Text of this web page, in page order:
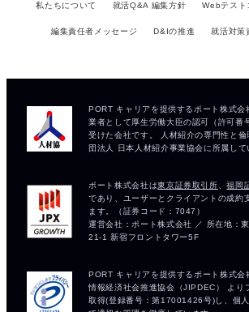
私たちについて 就活Q&A 編集方針 Webテスト
編集責任者メッセージ D&Iの推進 就活対策